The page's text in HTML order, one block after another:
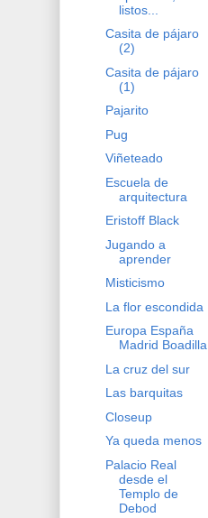
listos...
Casita de pájaro
(2)
Casita de pájaro
(1)
Pajarito
Pug
Viñeteado
Escuela de
arquitectura
Eristoff Black
Jugando a
aprender
Misticismo
La flor escondida
Europa España
Madrid Boadilla
La cruz del sur
Las barquitas
Closeup
Ya queda menos
Palacio Real
desde el
Templo de
Debod